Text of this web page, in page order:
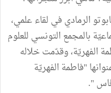
الرمادي في لقاء علمي،
بالمجمع التونسي للعلوم
الفهريّة، وقدّمت خلاله
"فاطمة الفهريّة
".